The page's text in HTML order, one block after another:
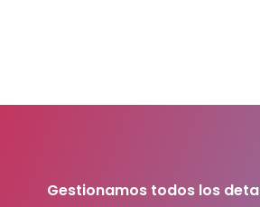
Gestionamos todos los